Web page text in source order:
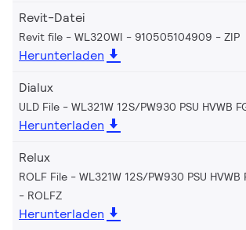
Revit-Datei
Revit file - WL320WI - 910505104909 ZIP
Herunterladen
Dialux
ULD File - WL321W 12S/PW930 PSU HVWB
Herunterladen
Relux
ROLF File - WL321W 12S/PW930 PSU HVWB
ROLFZ
Herunterladen